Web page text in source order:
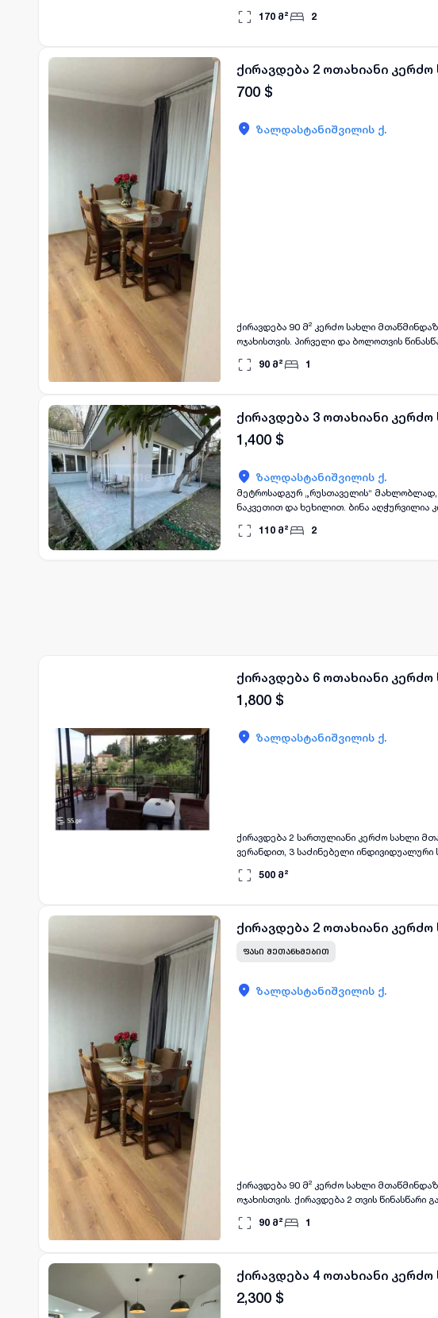
მყუდრო და ცენტრალურ უბანში. აქვს
სივრცე. ✅ სრულად აღჭურვილია ავეჯით და ყველა საჭირო ტექნიკით 🔥 ცენტრალური გათბობა ❄️ კონდიციონერი
170 მ² 2
ქირავდება 2 ოთახიანი
700 $
ზალდასტანიშვილის ქ.
ქირავდება 90 მ² კერძო სახლი
ოჯახისთვის. პირველი და ბოლოთვის
90 მ² 1
ქირავდება 3 ოთახიანი
1,400 $
ზალდასტანიშვილის ქ.
მეტროსადგურ „რუსთაველის“ მახლობლად,
ნაკვეთით და ხეხილით. ბინა აღჭურვილია
110 მ² 2
ქირავდება 6 ოთახიანი
1,800 $
ზალდასტანიშვილის ქ.
ქირავდება 2 სართულიანი კერძო სახლი
ვერანდით, 3 საძინებელი
500 მ²
ქირავდება 2 ოთახიანი
ᲤᲐᲡᲘ ᲨᲔᲗᲐᲜᲮᲛᲔᲑᲘᲗ
ზალდასტანიშვილის ქ.
ქირავდება 90 მ² კერძო სახლი
ოჯახისთვის. ქირავდება 2 თვის წინასწარი
90 მ² 1
ქირავდება 4 ოთახიანი
2,300 $